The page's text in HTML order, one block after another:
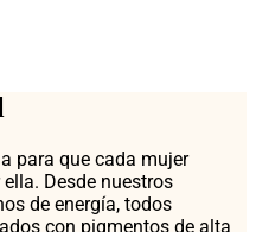
es:
6,90 €.
para que cada mujer
Desde nuestros
de energía, todos
con pigmentos de alta